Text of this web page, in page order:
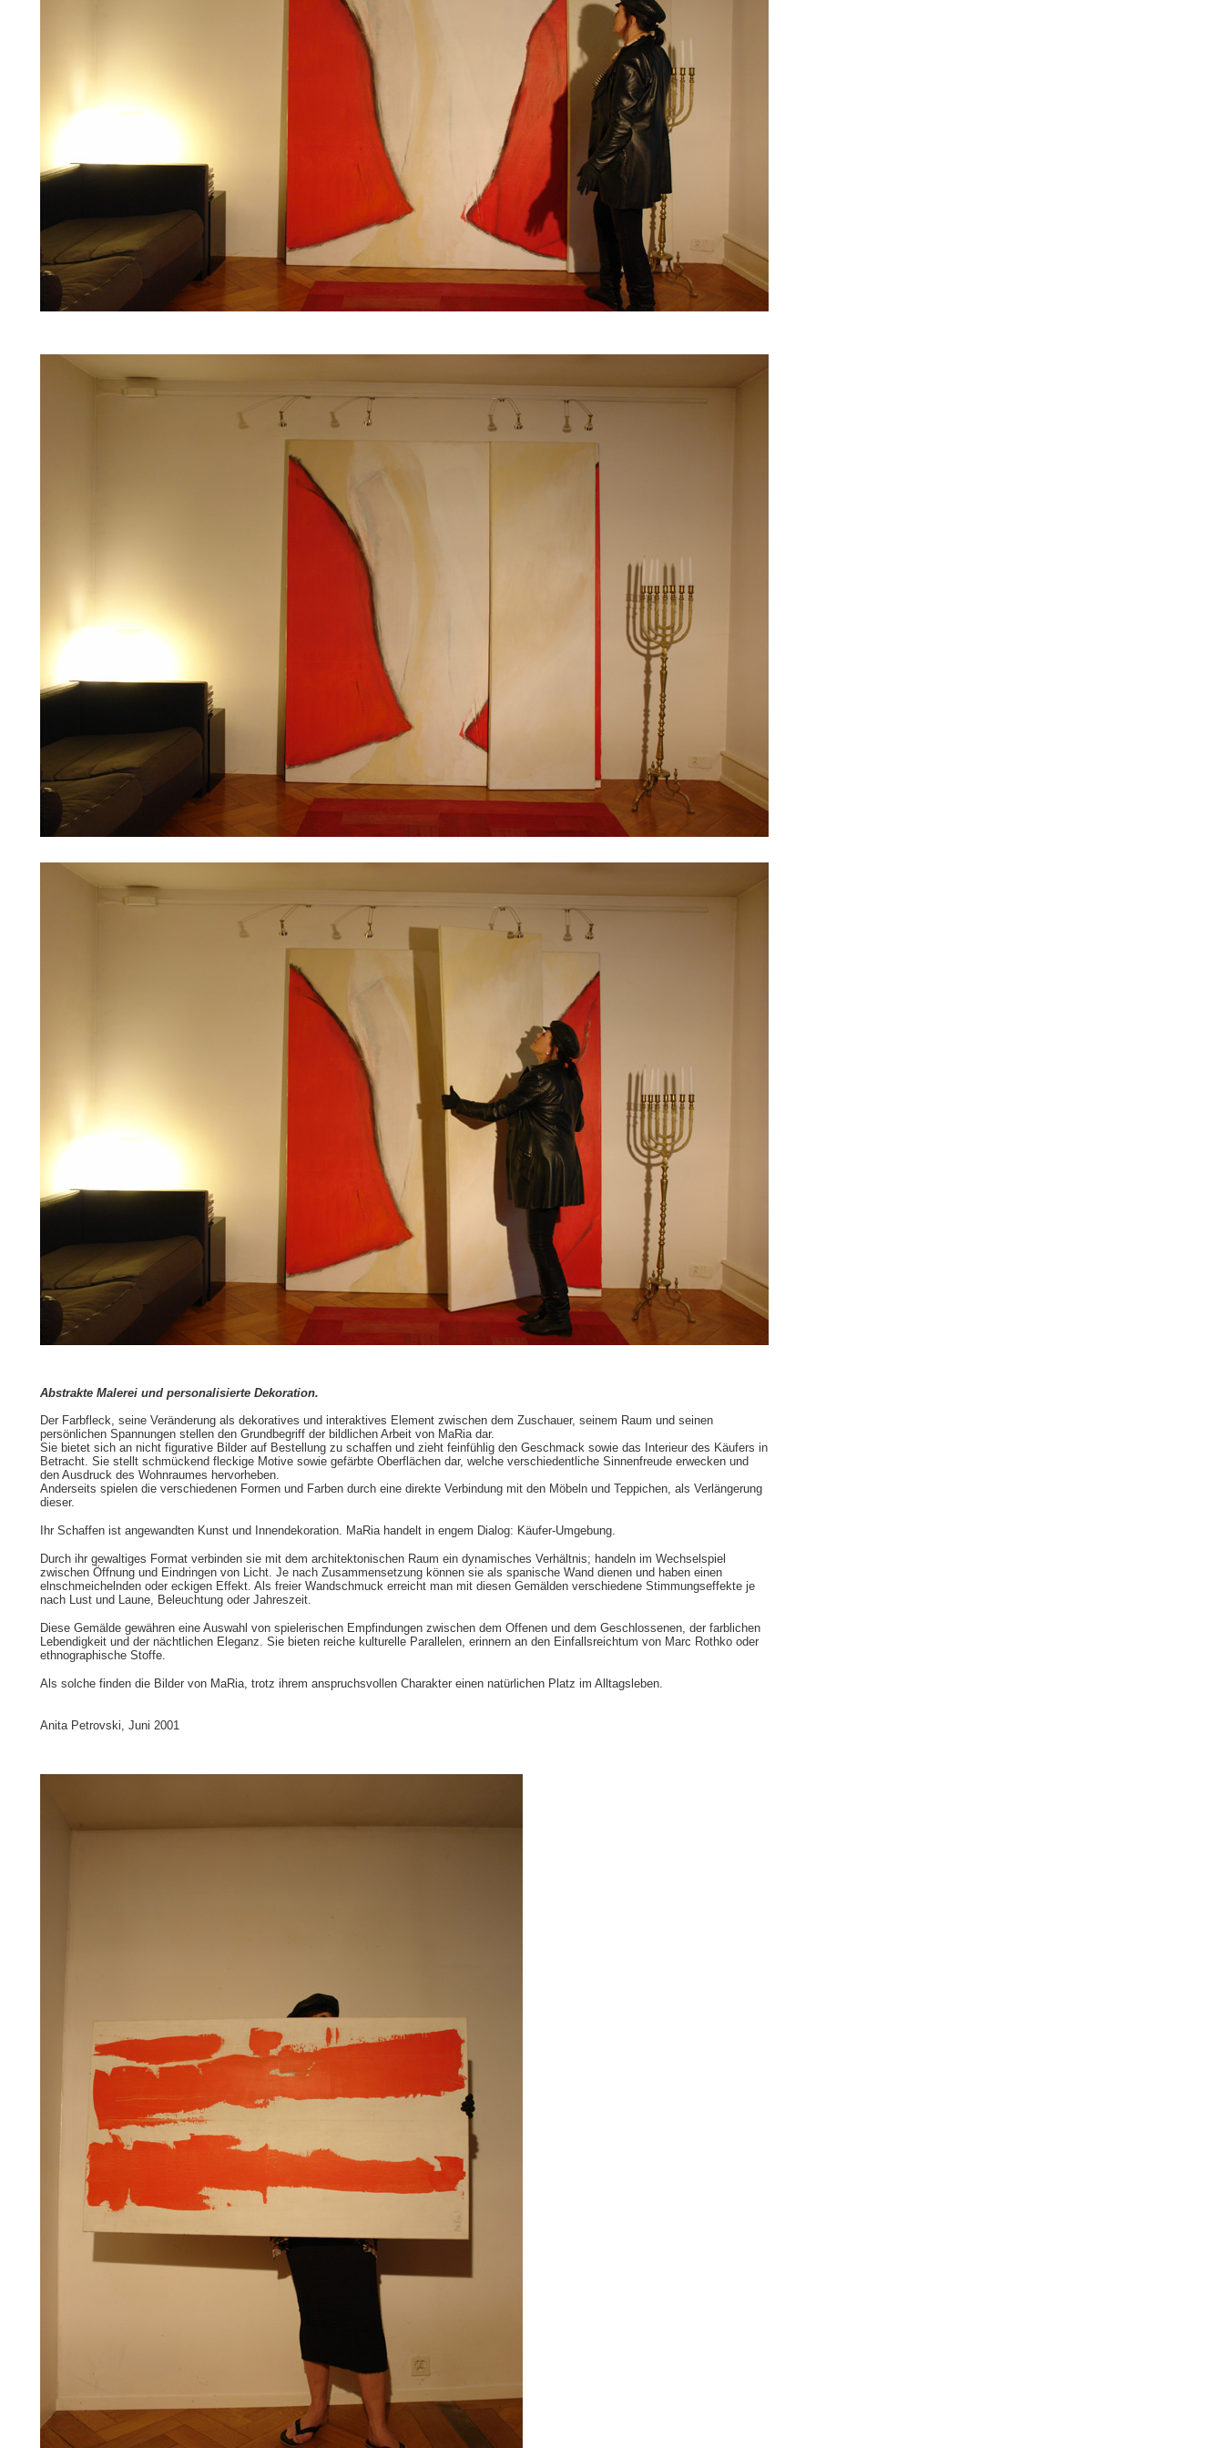
Abstrakte Malerei und personalisierte Dekoration.
Der Farbfleck, seine Veränderung als dekoratives und interaktives Element zwischen dem Zuschauer, seinem Raum und seinen
persönlichen Spannungen stellen den Grundbegriff der bildlichen Arbeit von MaRia dar.
Sie bietet sich an nicht figurative Bilder auf Bestellung zu schaffen und zieht feinfühlig den Geschmack sowie das Interieur des Käufers in
Betracht. Sie stellt schmückend fleckige Motive sowie gefärbte Oberflächen dar, welche verschiedentliche Sinnenfreude erwecken und
den Ausdruck des Wohnraumes hervorheben.
Anderseits spielen die verschiedenen Formen und Farben durch eine direkte Verbindung mit den Möbeln und Teppichen, als Verlängerung
dieser.
Ihr Schaffen ist angewandten Kunst und Innendekoration. MaRia handelt in engem Dialog: Käufer-Umgebung.
Durch ihr gewaltiges Format verbinden sie mit dem architektonischen Raum ein dynamisches Verhältnis; handeln im Wechselspiel
zwischen Öffnung und Eindringen von Licht. Je nach Zusammensetzung können sie als spanische Wand dienen und haben einen
elnschmeichelnden oder eckigen Effekt. Als freier Wandschmuck erreicht man mit diesen Gemälden verschiedene Stimmungseffekte je
nach Lust und Laune, Beleuchtung oder Jahreszeit.
Diese Gemälde gewähren eine Auswahl von spielerischen Empfindungen zwischen dem Offenen und dem Geschlossenen, der farblichen
Lebendigkeit und der nächtlichen Eleganz. Sie bieten reiche kulturelle Parallelen, erinnern an den Einfallsreichtum von Marc Rothko oder
ethnographische Stoffe.
Als solche finden die Bilder von MaRia, trotz ihrem anspruchsvollen Charakter einen natürlichen Platz im Alltagsleben.
Anita Petrovski, Juni 2001